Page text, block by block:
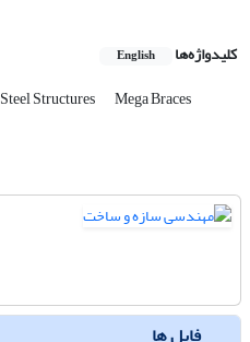
کلیدواژه‌ها English
Steel Structures Mega Braces
فایل ها